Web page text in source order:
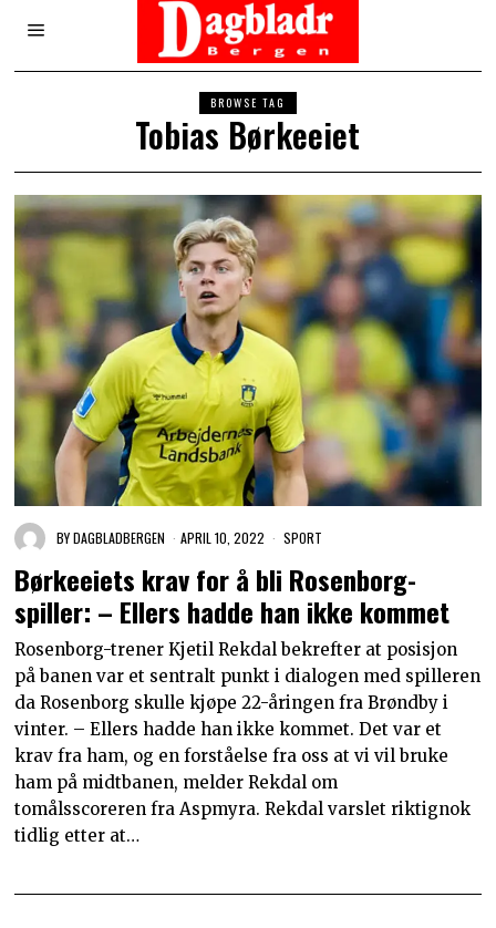
BROWSE TAG
Tobias Børkeeiet
BYDAGBLADBERGEN APRIL 10, 2022 SPORT
Børkeeiets krav for å bli Rosenborg-
spiller: – Ellers hadde han ikke kommet
Rosenborg-trener Kjetil Rekdal bekrefter at posisjon
på banen var et sentralt punkt i dialogen med spilleren
da Rosenborg skulle kjøpe 22-åringen fra Brøndby i
vinter. – Ellers hadde han ikke kommet. Det var et
krav fra ham, og en forståelse fra oss at vi vil bruke
ham på midtbanen, melder Rekdal om
tomålsscoreren fra Aspmyra. Rekdal varslet riktignok
tidlig etter at…